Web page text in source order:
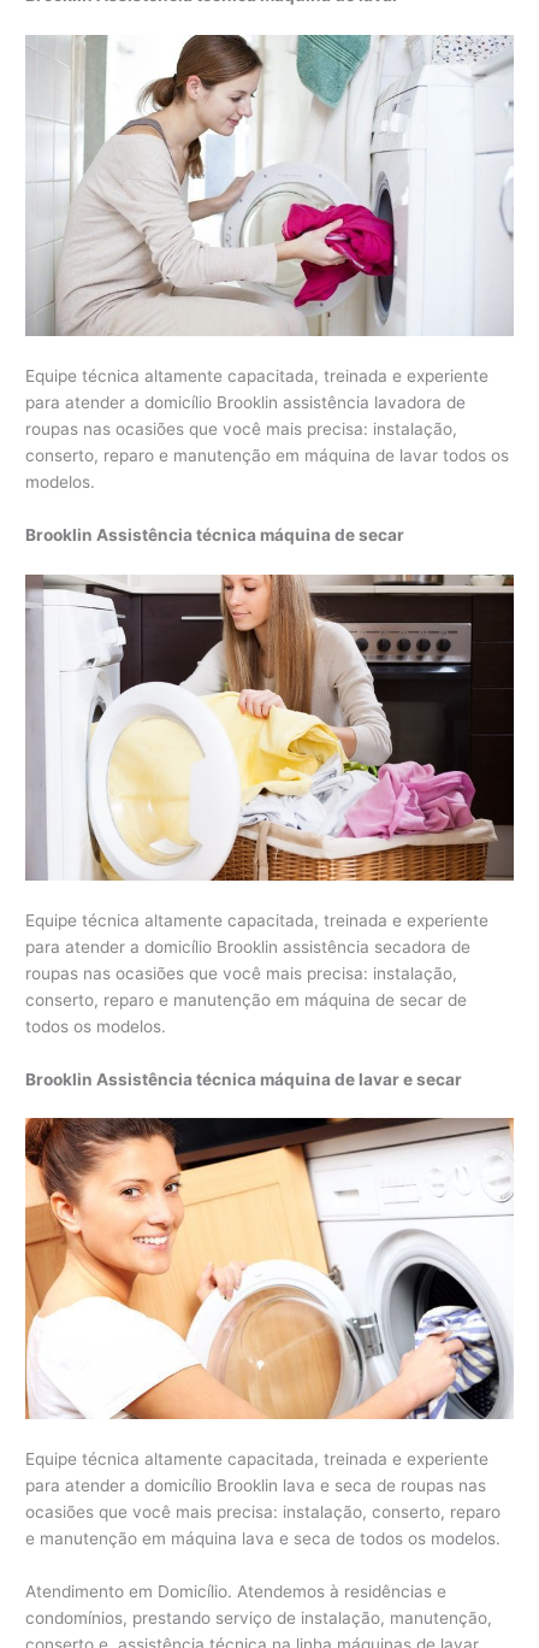
Equipe técnica altamente capacitada, treinada e experiente
para atender a domicílio Brooklin assistência lavadora de
roupas nas ocasiões que você mais precisa: instalação,
conserto, reparo e manutenção em máquina de lavar todos os
modelos.
Brooklin Assistência técnica máquina de secar
Equipe técnica altamente capacitada, treinada e experiente
para atender a domicílio Brooklin assistência secadora de
roupas nas ocasiões que você mais precisa: instalação,
conserto, reparo e manutenção em máquina de secar de
todos os modelos.
Brooklin Assistência técnica máquina de lavar e secar
Equipe técnica altamente capacitada, treinada e experiente
para atender a domicílio Brooklin lava e seca de roupas nas
ocasiões que você mais precisa: instalação, conserto, reparo
e manutenção em máquina lava e seca de todos os modelos.
Atendimento em Domicílio. Atendemos à residências e
condomínios, prestando serviço de instalação, manutenção,